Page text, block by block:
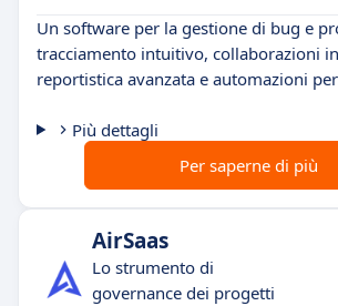
Un software per la gestione di bug e
tracciamento intuitivo, collaborazioni
reportistica avanzata e automazioni
Più dettagli
Per saperne di più
AirSaas
Lo strumento di
governance dei progetti